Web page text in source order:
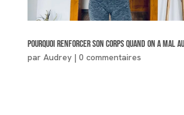
Pourquoi renforcer son corps quand on a mal
par Audrey| 0 commentaires